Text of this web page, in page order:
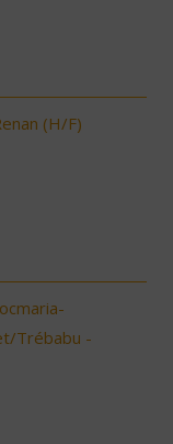
(H/F)
Trébabu -